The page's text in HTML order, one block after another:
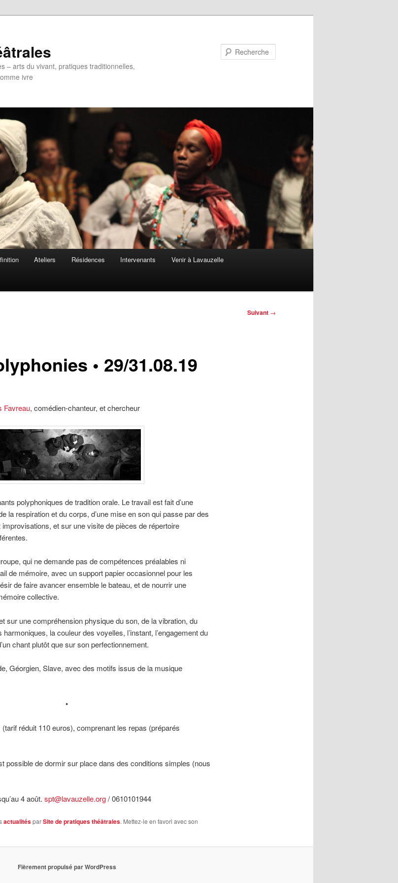
– arts du vivant, pratiques traditionnelles,
ivre
Ateliers Résidences Intervenants Venir à Lavauzelle
Suivant →
• 29/31.08.19
Favreau, comédien-chanteur, et chercheur
polyphoniques de tradition orale. Le travail est fait d’une
la respiration et du corps, d’une mise en son qui passe par des
et sur une visite de pièces de répertoire
qui ne demande pas de compétences préalables ni
de mémoire, avec un support papier occasionnel pour les
de faire avancer ensemble le bateau, et de nourrir une
collective.
sur une compréhension physique du son, de la vibration, du
harmoniques, la couleur des voyelles, l’instant, l’engagement du
chant plutôt que sur son perfectionnement.
Géorgien, Slave, avec des motifs issus de la musique
•
réduit 110 euros), comprenant les repas (préparés
possible de dormir sur place dans des conditions simples (nous
4 août. spt@lavauzelle.org/ 0610101944
actualitésparSite de pratiques théâtrales. Mettez-le en favori avec son
Fièrement propulsé par WordPress